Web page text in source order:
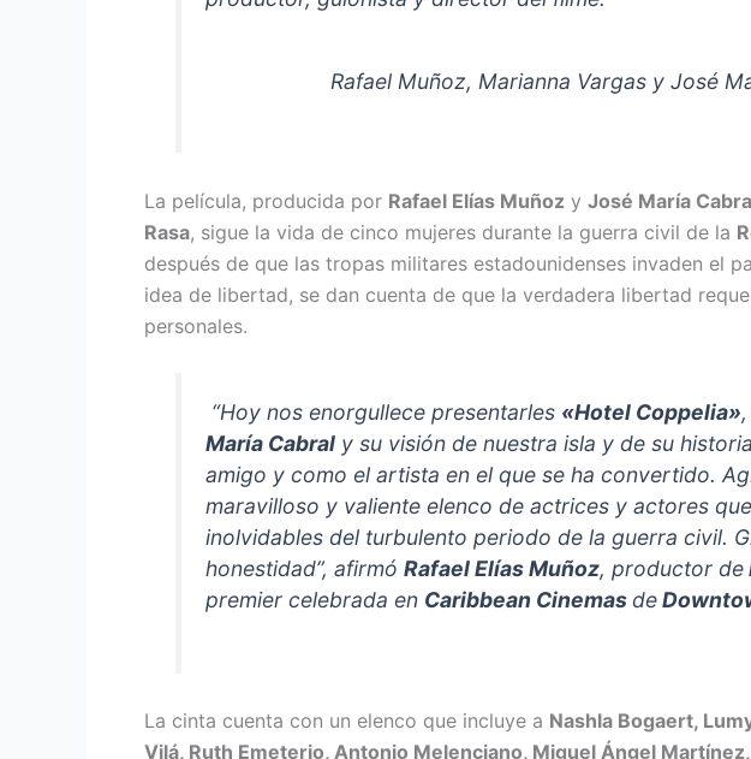
Rafael Muñoz, Marianna Vargas y José
La película, producida por Rafael Elías Muñoz y José María
Rasa, sigue la vida de cinco mujeres durante la guerra civil de la
después de que las tropas militares estadounidenses invaden el
idea de libertad, se dan cuenta de que la verdadera libertad
personales.
“Hoy nos enorgullece presentarles «Hotel Coppelia»
María Cabral y su visión de nuestra isla y de su
amigo y como el artista en el que se ha convertido.
maravilloso y valiente elenco de actrices y actores
inolvidables del turbulento periodo de la guerra civil.
honestidad”, afirmóRafael Elías Muñoz, productor de
premier celebrada en Caribbean Cinemasde
La cinta cuenta con un elenco que incluye a Nashla Bogaert,
Vilá, Ruth Emeterio, Antonio Melenciano, Miguel Ángel